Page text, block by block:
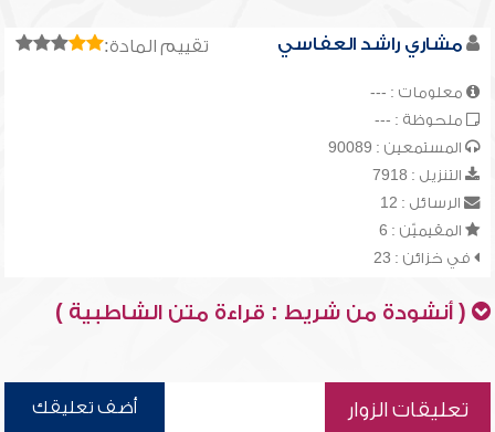
تقييم المادة: مشاري راشد العفاسي
معلومات : ---
ملحوظة : ---
المستمعين : 90089
التنزيل : 7918
الرسائل : 12
المقيميّن : 6
في خزائن : 23
( أنشودة من شريط : قراءة متن الشاطبية )
تعليقات الزوار أضف تعليقك